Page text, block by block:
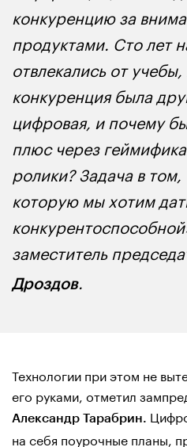
конкуренцию за
продуктами. Сто лет
отвлекались от
конкуренция была
цифровая, и почему
плюс через
ролики? Задача в
которую мы хотим
заместитель
Дроздов.
Технологии при этом не
его руками, отметил
Александр Тарабрин.
на себя поурочные планы,